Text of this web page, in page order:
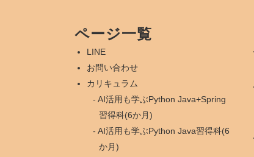
ページ一覧
LINE
お問い合わせ
カリキュラム
AI活用も学ぶPython Java+Spring
習得科(6か月)
AI活用も学ぶPython Java習得科(6
か月)